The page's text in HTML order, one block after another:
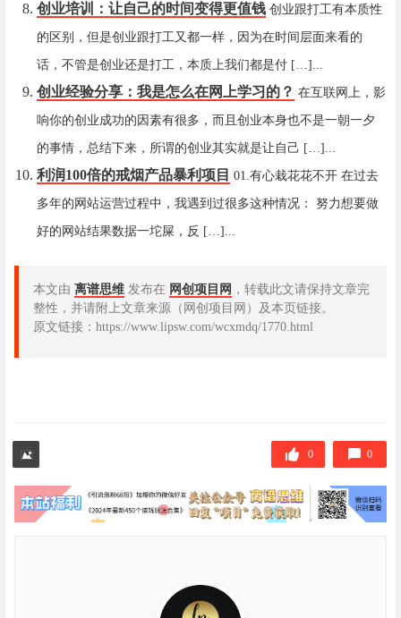
创业培训：让自己的时间变得更值钱 创业跟打工有本质性
的区别，但是创业跟打工又都一样，因为在时间层面来看的
话，不管是创业还是打工，本质上我们都是付 […]...
创业经验分享：我是怎么在网上学习的？ 在互联网上，影
响你的创业成功的因素有很多，而且创业本身也不是一朝一夕
的事情，总结下来，所谓的创业其实就是让自己 […]...
利润100倍的戒烟产品暴利项目 01.有心栽花花不开 在过去
多年的网站运营过程中，我遇到过很多这种情况： 努力想要做
好的网站结果数据一坨屎，反 […]...
本文由 离谱思维 发布在 网创项目网 ，转载此文请保持文章完
整性，并请附上文章来源（网创项目网）及本页链接。
原文链接：https://www.lipsw.com/wcxmdq/1770.html
0 0